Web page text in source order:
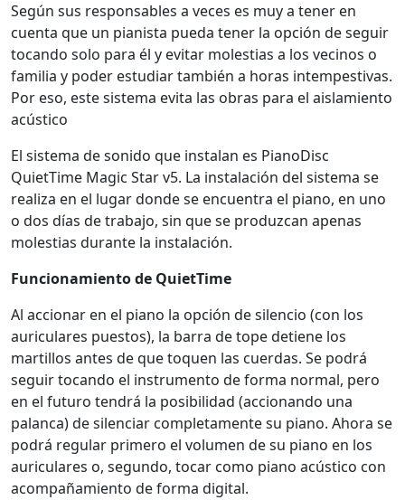
Según sus responsables a veces es muy a tener en
cuenta que un pianista pueda tener la opción de seguir
tocando solo para él y evitar molestias a los vecinos o
familia y poder estudiar también a horas intempestivas.
Por eso, este sistema evita las obras para el aislamiento
acústico
El sistema de sonido que instalan es PianoDisc
QuietTime Magic Star v5. La instalación del sistema se
realiza en el lugar donde se encuentra el piano, en uno
o dos días de trabajo, sin que se produzcan apenas
molestias durante la instalación.
Funcionamiento de QuietTime
Al accionar en el piano la opción de silencio (con los
auriculares puestos), la barra de tope detiene los
martillos antes de que toquen las cuerdas. Se podrá
seguir tocando el instrumento de forma normal, pero
en el futuro tendrá la posibilidad (accionando una
palanca) de silenciar completamente su piano. Ahora se
podrá regular primero el volumen de su piano en los
auriculares o, segundo, tocar como piano acústico con
acompañamiento de forma digital.